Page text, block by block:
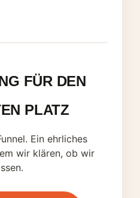
FÜR DEN
PLATZ
Ein ehrliches
wir klären, ob wir